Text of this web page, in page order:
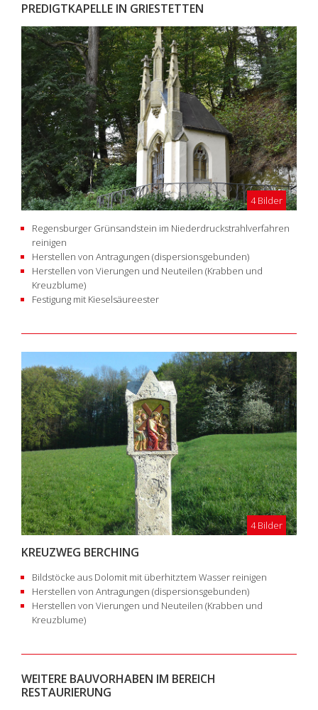
PREDIGTKAPELLE IN GRIESTETTEN
4 Bilder
Regensburger Grünsandstein im Niederdruckstrahlverfahren
reinigen
Herstellen von Antragungen (dispersionsgebunden)
Herstellen von Vierungen und Neuteilen (Krabben und
Kreuzblume)
Festigung mit Kieselsäureester
4 Bilder
KREUZWEG BERCHING
Bildstöcke aus Dolomit mit überhitztem Wasser reinigen
Herstellen von Antragungen (dispersionsgebunden)
Herstellen von Vierungen und Neuteilen (Krabben und
Kreuzblume)
WEITERE BAUVORHABEN IM BEREICH
RESTAURIERUNG